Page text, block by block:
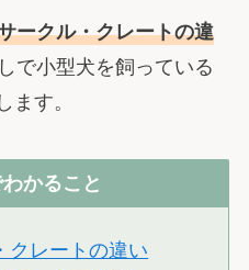
ークル・クレートの違
で小型犬を飼っている
ます。
かること
クレートの違い